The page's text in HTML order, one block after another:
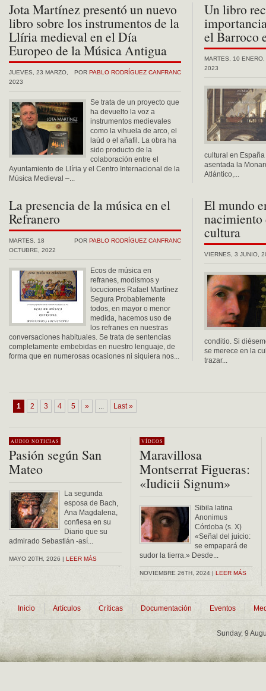
Jota Martínez presentó un nuevo
libro sobre los instrumentos de la
Llíria medieval en el Día
Europeo de la Música Antigua
POR PABLO RODRÍGUEZ CANFRANC
JUEVES, 23 MARZO,
2023
Se trata de un proyecto que
ha devuelto la voz a
instrumentos medievales
como la vihuela de arco, el
laúd o el añafil. La obra ha
sido producto de la
colaboración entre el
Ayuntamiento de Llíria y el Centro Internacional de la
Música Medieval –...
Un libro
el Barroco
MARTES, 10 ENERO,
2023
cultural en
asentada la
Atlántico,...
La presencia de la música en el
Refranero
POR PABLO RODRÍGUEZ CANFRANC
MARTES, 18
OCTUBRE, 2022
Ecos de música en
refranes, modismos y
locuciones Rafael Martínez
Segura Probablemente
todos, en mayor o menor
medida, hacemos uso de
los refranes en nuestras
conversaciones habituales. Se trata de sentencias
completamente embebidas en nuestro lenguaje, de
forma que en numerosas ocasiones ni siquiera nos...
El mundo
nacimiento
cultura
VIERNES, 3 JUNIO,
conditio. Si
se merece en la
trazar...
1 2 3 4 5 » ... Last »
AUDIO NOTICIAS
Pasión según San
Mateo
La segunda
esposa de Bach,
Ana Magdalena,
confiesa en su
Diario que su
admirado Sebastián -así...
MAYO 20TH, 2026 | LEER MÁS
VÍDEOS
Maravillosa
Montserrat Figueras:
«Iudicii Signum»
Sibila latina
Anonimus
Córdoba (s. X)
«Señal del juicio:
se empapará de
sudor la tierra.» Desde...
NOVIEMBRE 26TH, 2024 | LEER MÁS
Inicio Artículos Críticas Documentación Eventos
Sunday, 9